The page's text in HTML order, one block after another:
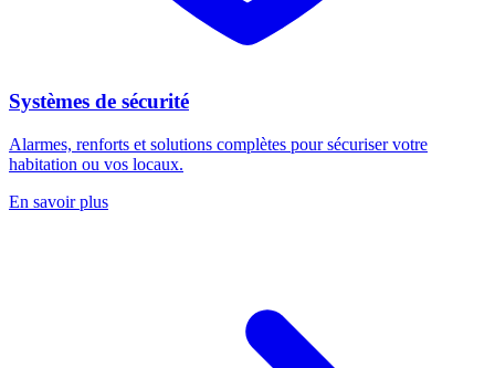
Systèmes de sécurité
Alarmes, renforts et solutions complètes pour sécuriser votre
habitation ou vos locaux.
En savoir plus